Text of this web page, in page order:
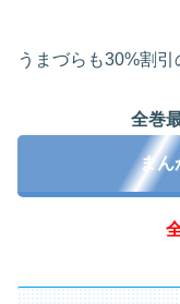
うまづらも30%割引
全巻
まん